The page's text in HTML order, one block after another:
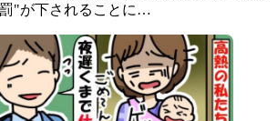
"が下されることに…